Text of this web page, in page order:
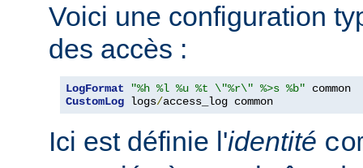
Voici une configuration
des accès :
LogFormat "%h %l %u %t \"%r\" %>s %b"
CustomLog logs/access_log common
Ici est définie l'identité